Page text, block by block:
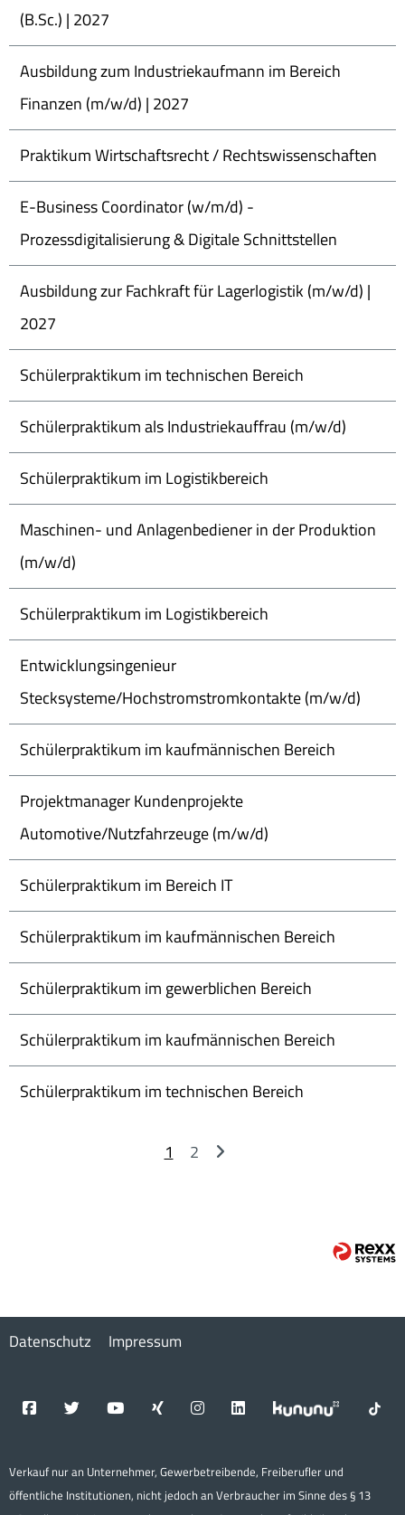
(B.Sc.) | 2027
Ausbildung zum Industriekaufmann im Bereich
Finanzen (m/w/d) | 2027
Praktikum Wirtschaftsrecht / Rechtswissenschaften
E-Business Coordinator (w/m/d) -
Prozessdigitalisierung & Digitale Schnittstellen
Ausbildung zur Fachkraft für Lagerlogistik (m/w/d) |
2027
Schülerpraktikum im technischen Bereich
Schülerpraktikum als Industriekauffrau (m/w/d)
Schülerpraktikum im Logistikbereich
Maschinen- und Anlagenbediener in der Produktion
(m/w/d)
Schülerpraktikum im Logistikbereich
Entwicklungsingenieur
Stecksysteme/Hochstromstromkontakte (m/w/d)
Schülerpraktikum im kaufmännischen Bereich
Projektmanager Kundenprojekte
Automotive/Nutzfahrzeuge (m/w/d)
Schülerpraktikum im Bereich IT
Schülerpraktikum im kaufmännischen Bereich
Schülerpraktikum im gewerblichen Bereich
Schülerpraktikum im kaufmännischen Bereich
Schülerpraktikum im technischen Bereich
1 2
Datenschutz Impressum
Verkauf nur an Unternehmer, Gewerbetreibende, Freiberufler und
öffentliche Institutionen, nicht jedoch an Verbraucher im Sinne des § 13